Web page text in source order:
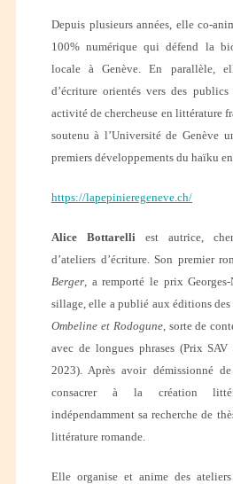
Depuis plusieurs années, elle co-
100% numérique qui défend la
locale à Genève. En parallèle,
d’écriture orientés vers des
activité de chercheuse en littérature
soutenu à l’Université de Genève
premiers développements du haïku
https://lapepinieregeneve.ch/
Alice Bottarelliest autrice,
d’ateliers d’écriture. Son premier
Berger, a remporté le prix
sillage, elle a publié aux éditions des
Ombeline et Rodogune, sorte de
avec de longues phrases (Prix
2023). Après avoir démissionné
consacrer à la création
indépendamment sa recherche de
littérature romande.
Elle organise et anime des